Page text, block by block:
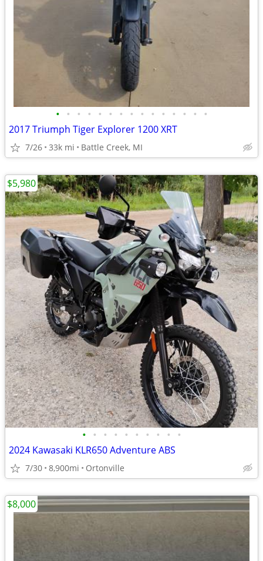
• • • • • • • • • • • • • • •
2017 Triumph Tiger Explorer 1200 XRT
7/26 33k mi Battle Creek, MI
• • • • • • • • • •
2024 Kawasaki KLR650 Adventure ABS
7/30 8,900mi Ortonville
$5,980
$8,000